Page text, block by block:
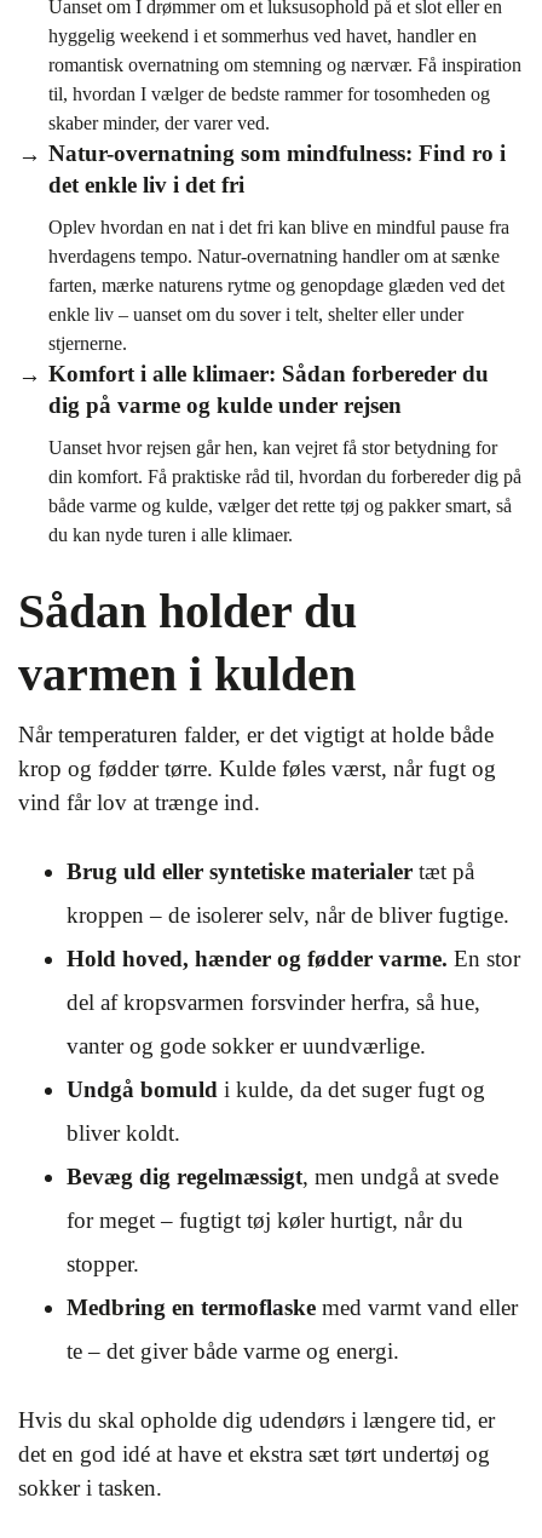
Uanset om I drømmer om et luksusophold på et slot eller en
hyggelig weekend i et sommerhus ved havet, handler en
romantisk overnatning om stemning og nærvær. Få inspiration
til, hvordan I vælger de bedste rammer for tosomheden og
skaber minder, der varer ved.
Natur-overnatning som mindfulness: Find ro i
det enkle liv i det fri
Oplev hvordan en nat i det fri kan blive en mindful pause fra
hverdagens tempo. Natur-overnatning handler om at sænke
farten, mærke naturens rytme og genopdage glæden ved det
enkle liv – uanset om du sover i telt, shelter eller under
stjernerne.
Komfort i alle klimaer: Sådan forbereder du
dig på varme og kulde under rejsen
Uanset hvor rejsen går hen, kan vejret få stor betydning for
din komfort. Få praktiske råd til, hvordan du forbereder dig på
både varme og kulde, vælger det rette tøj og pakker smart, så
du kan nyde turen i alle klimaer.
Sådan holder du
varmen i kulden
Når temperaturen falder, er det vigtigt at holde både
krop og fødder tørre. Kulde føles værst, når fugt og
vind får lov at trænge ind.
Brug uld eller syntetiske materialer tæt på
kroppen – de isolerer selv, når de bliver fugtige.
Hold hoved, hænder og fødder varme. En stor
del af kropsvarmen forsvinder herfra, så hue,
vanter og gode sokker er uundværlige.
Undgå bomuld i kulde, da det suger fugt og
bliver koldt.
Bevæg dig regelmæssigt, men undgå at svede
for meget – fugtigt tøj køler hurtigt, når du
stopper.
Medbring en termoflaske med varmt vand eller
te – det giver både varme og energi.
Hvis du skal opholde dig udendørs i længere tid, er
det en god idé at have et ekstra sæt tørt undertøj og
sokker i tasken.